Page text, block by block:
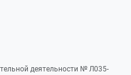
деятельности № Л035-